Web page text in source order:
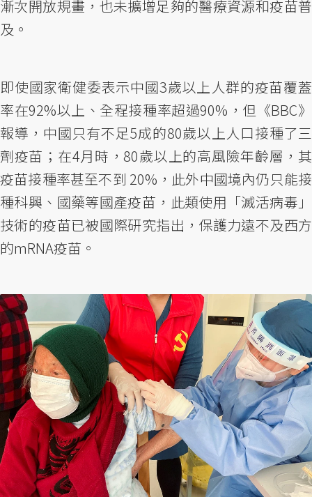
漸次開放規畫，也未擴增足夠的醫療資源和疫苗普
及。
即使國家衛健委表示中國3歲以上人群的疫苗覆蓋
率在92%以上、全程接種率超過90%，但《BBC》
報導，中國只有不足5成的80歲以上人口接種了三
劑疫苗；在4月時，80歲以上的高風險年齡層，其
疫苗接種率甚至不到 20%，此外中國境內仍只能接
種科興、國藥等國產疫苗，此類使用「滅活病毒」
技術的疫苗已被國際研究指出，保護力遠不及西方
的mRNA疫苗。